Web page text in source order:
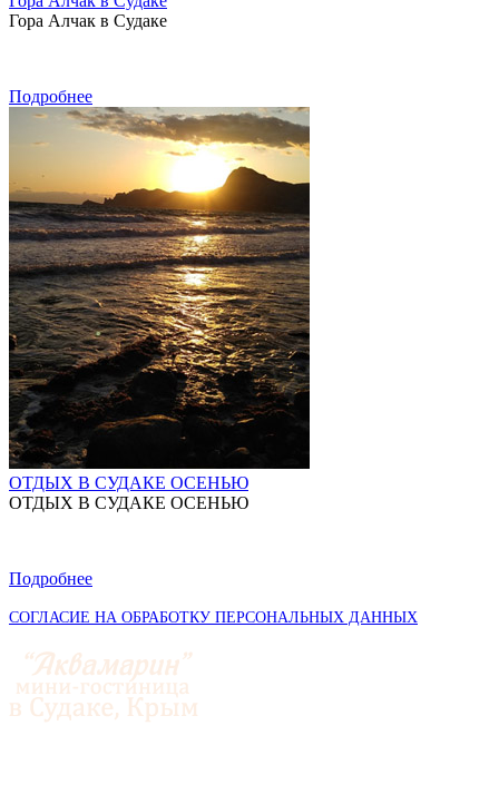
Гора Алчак в Судаке
Подробнее
ОТДЫХ В СУДАКЕ ОСЕНЬЮ
ОТДЫХ В СУДАКЕ ОСЕНЬЮ
Подробнее
СОГЛАСИЕ НА ОБРАБОТКУ ПЕРСОНАЛЬНЫХ ДАННЫХ